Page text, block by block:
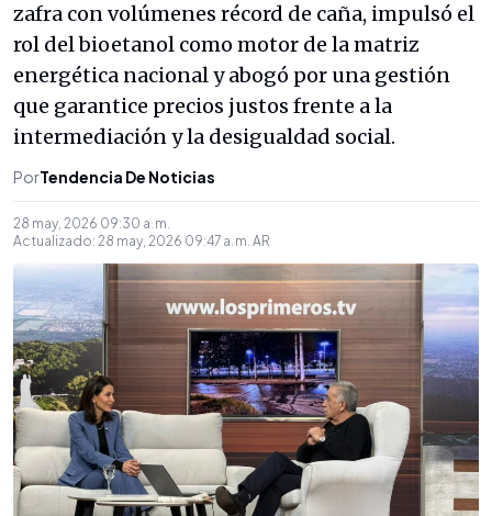
zafra con volúmenes récord de caña, impulsó el
rol del bioetanol como motor de la matriz
energética nacional y abogó por una gestión
que garantice precios justos frente a la
intermediación y la desigualdad social.
PorTendencia De Noticias
28 may, 2026 09:30 a. m.
Actualizado: 28 may, 2026 09:47 a. m. AR